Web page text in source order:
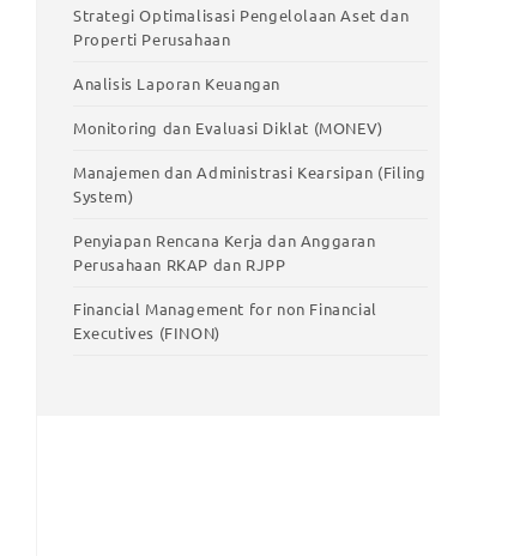
Strategi Optimalisasi Pengelolaan Aset dan
Properti Perusahaan
Analisis Laporan Keuangan
Monitoring dan Evaluasi Diklat (MONEV)
Manajemen dan Administrasi Kearsipan (Filing
System)
Penyiapan Rencana Kerja dan Anggaran
Perusahaan RKAP dan RJPP
Financial Management for non Financial
Executives (FINON)